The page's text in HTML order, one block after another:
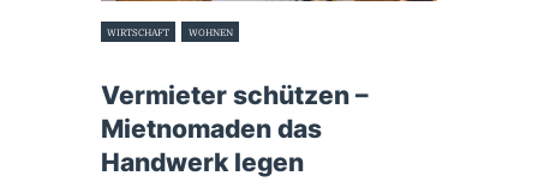
WIRTSCHAFT WOHNEN
Vermieter schützen –
Mietnomaden das
Handwerk legen